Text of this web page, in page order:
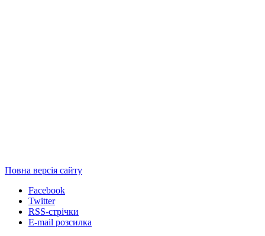
Повна версія сайту
Facebook
Twitter
RSS-стрічки
E-mail розсилка